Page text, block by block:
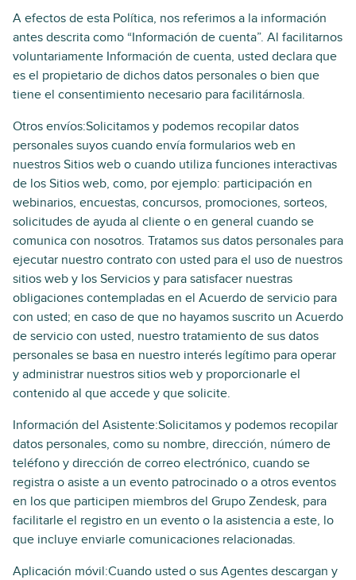
A efectos de esta Política, nos referimos a la información
antes descrita como “Información de cuenta”. Al facilitarnos
voluntariamente Información de cuenta, usted declara que
es el propietario de dichos datos personales o bien que
tiene el consentimiento necesario para facilitárnosla.
Otros envíos:Solicitamos y podemos recopilar datos
personales suyos cuando envía formularios web en
nuestros Sitios web o cuando utiliza funciones interactivas
de los Sitios web, como, por ejemplo: participación en
webinarios, encuestas, concursos, promociones, sorteos,
solicitudes de ayuda al cliente o en general cuando se
comunica con nosotros. Tratamos sus datos personales para
ejecutar nuestro contrato con usted para el uso de nuestros
sitios web y los Servicios y para satisfacer nuestras
obligaciones contempladas en el Acuerdo de servicio para
con usted; en caso de que no hayamos suscrito un Acuerdo
de servicio con usted, nuestro tratamiento de sus datos
personales se basa en nuestro interés legítimo para operar
y administrar nuestros sitios web y proporcionarle el
contenido al que accede y que solicite.
Información del Asistente:Solicitamos y podemos recopilar
datos personales, como su nombre, dirección, número de
teléfono y dirección de correo electrónico, cuando se
registra o asiste a un evento patrocinado o a otros eventos
en los que participen miembros del Grupo Zendesk, para
facilitarle el registro en un evento o la asistencia a este, lo
que incluye enviarle comunicaciones relacionadas.
Aplicación móvil:Cuando usted o sus Agentes descargan y